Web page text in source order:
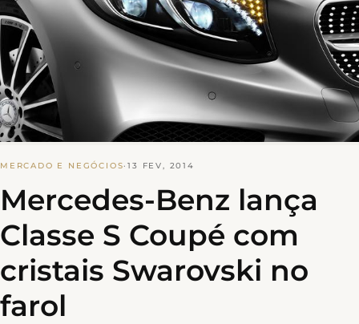
MERCADO E NEGÓCIOS·13 FEV, 2014
Mercedes-Benz lança
Classe S Coupé com
cristais Swarovski no
farol